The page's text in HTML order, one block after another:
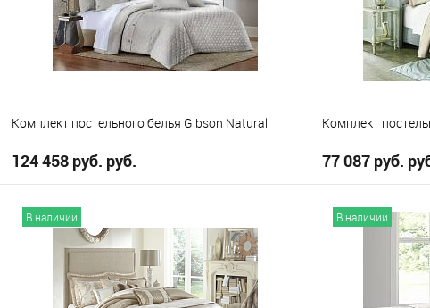
King Queen King
Комплект постельного белья Gibson Natural
124 458 руб. руб.
В избранное
Комплект
77 087 руб.
В избранное
В наличии В наличии